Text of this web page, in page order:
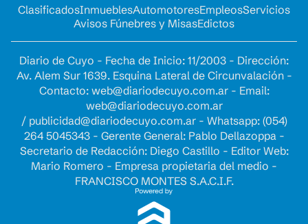
ClasificadosInmueblesAutomotoresEmpleosServicios
Avisos Fúnebres y MisasEdictos
Diario de Cuyo - Fecha de Inicio: 11/2003 - Dirección:
Av. Alem Sur 1639. Esquina Lateral de Circunvalación -
Contacto: web@diariodecuyo.com.ar- Email:
web@diariodecuyo.com.ar
/ publicidad@diariodecuyo.com.ar- Whatsapp: (054)
264 5045343 - Gerente General: Pablo Dellazoppa -
Secretario de Redacción: Diego Castillo - Editor Web:
Mario Romero - Empresa propietaria del medio -
FRANCISCO MONTES S.A.C.I.F.